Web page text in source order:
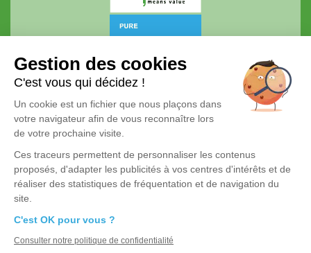
801, Avenue des Champs Blancs
Bâtiment Flexo – Rennes Digital Park
35510 CESSON-SÉVIGNÉ
Voir le numéro
Gestion des cookies
C'est vous qui décidez !
Un cookie est un fichier que nous plaçons dans
votre navigateur afin de vous reconnaître lors
de votre prochaine visite.
Ces traceurs permettent de personnaliser les contenus
proposés, d'adapter les publicités à vos centres d'intérêts et de
réaliser des statistiques de fréquentation et de navigation du
site.
C'est OK pour vous ?
Consulter notre politique de confidentialité